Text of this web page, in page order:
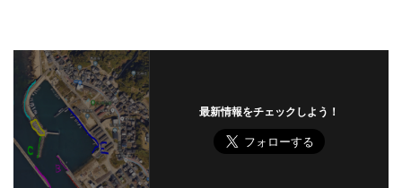
最新情報をチェックしよう！